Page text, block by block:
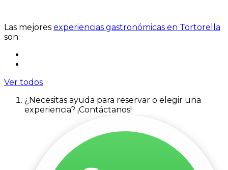
Las mejores experiencias gastronómicas en Tortorella
son:
Ver todos
¿Necesitas ayuda para reservar o elegir una
experiencia? ¡Contáctanos!